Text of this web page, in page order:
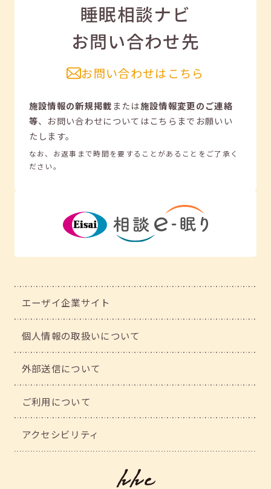
睡眠相談ナビ
お問い合わせ先
お問い合わせはこちら
施設情報の新規掲載または施設情報変更のご連絡
等、 お問い合わせについてはこちらまでお願いい
たします。
なお、お返事まで時間を要することがあることをご了承く
ださい。
エーザイ企業サイト
個人情報の取扱いについて
外部送信について
ご利用について
アクセシビリティ